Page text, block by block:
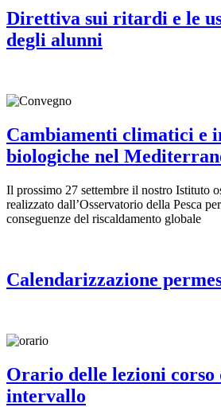
Direttiva sui ritardi e le
degli alunni
Cambiamenti climatici e
biologiche nel
Il prossimo 27 settembre il nostro Istituto
realizzato dall’Osservatorio della Pesca
conseguenze del riscaldamento globale
Calendarizzazione
Orario delle lezioni corso
intervallo